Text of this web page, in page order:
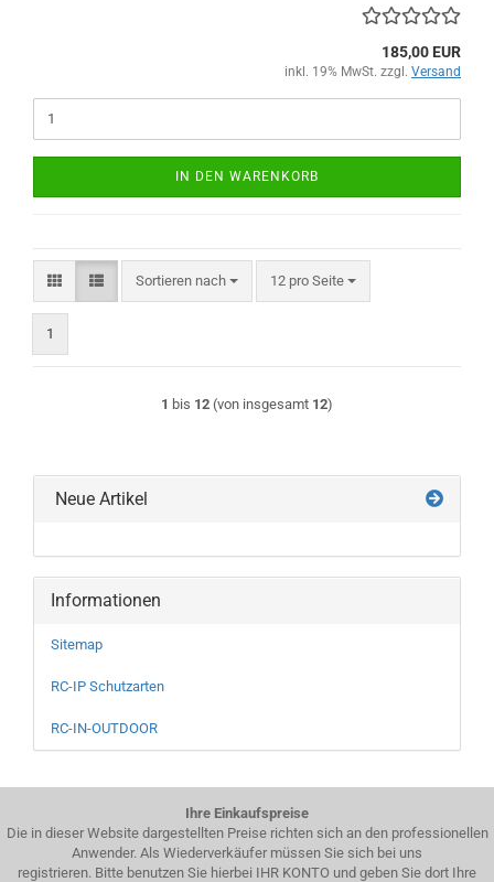
185,00 EUR
inkl. 19% MwSt. zzgl. Versand
IN DEN WARENKORB
Sortieren nach
Sortieren nach 12 pro Seite
pro Seite
1
1 bis 12 (von insgesamt 12)
Neue Artikel
Informationen
Sitemap
RC-IP Schutzarten
RC-IN-OUTDOOR
Ihre Einkaufspreise
Die in dieser Website dargestellten Preise richten sich an den professionellen
Anwender. Als Wiederverkäufer müssen Sie sich bei uns
registrieren. Bitte benutzen Sie hierbei IHR KONTO und geben Sie dort Ihre